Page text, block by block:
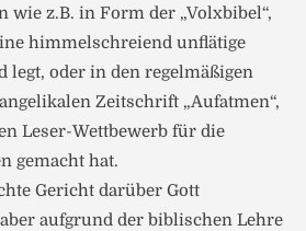
wie z.B. in Form der „Volxbibel“,
himmelschreiend unflätige
legt, oder in den regelmäßigen
Zeitschrift „Aufatmen“,
Leser-Wettbewerb für die
gemacht hat.
Gericht darüber Gott
aufgrund der biblischen Lehre